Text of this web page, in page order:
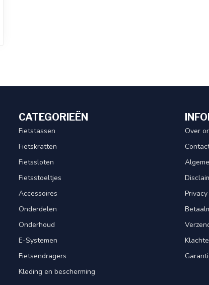
CATEGORIEËN
Fietstassen
Fietskratten
Fietssloten
Fietsstoeltjes
Accessoires
Onderdelen
Onderhoud
E-Systemen
Fietsendragers
Kleding en bescherming
Over